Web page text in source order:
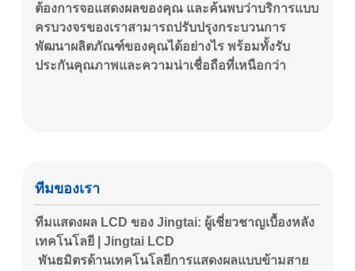
ต้องการจอแสดงผลของคุณ และค้นพบว่าบริการแบบ
ครบวงจรของเราสามารถปรับปรุงกระบวนการ
พัฒนาผลิตภัณฑ์ของคุณได้อย่างไร พร้อมทั้งรับ
ประกันคุณภาพและความน่าเชื่อถือที่เหนือกว่า
ทีมของเรา
ทีมแสดงผล LCD ของ Jingtai: ผู้เชี่ยวชาญเบื้องหลัง
เทคโนโลยี | Jingtai LCD
พันธมิตรด้านเทคโนโลยีการแสดงผลแบบข้ามสาย